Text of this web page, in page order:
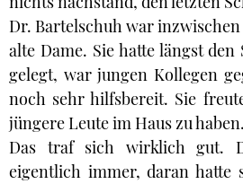
Dr. Bartelschuh war
alte Dame. Sie hatte längst
gelegt, war jungen Kollegen
noch sehr hilfsbereit. Sie
jüngere Leute im Haus zu
Das traf sich wirklich gut.
eigentlich immer, daran hatte